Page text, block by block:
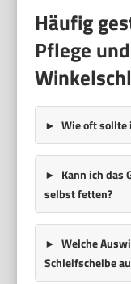
Häufig
Pflege
Wie oft sollte
Kann ich das
selbst fetten?
Welche
Schleifscheibe